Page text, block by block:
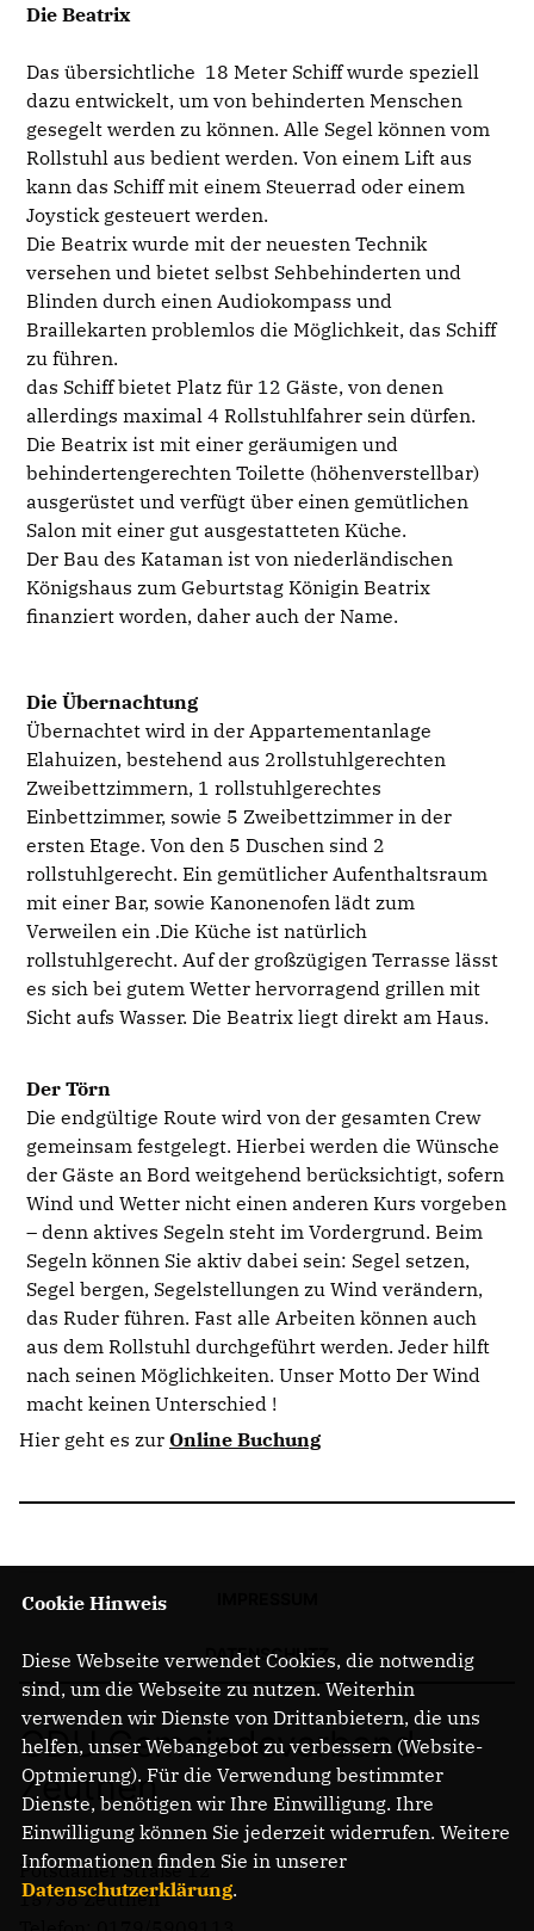
Die Beatrix
Das übersichtliche 18 Meter Schiff wurde speziell
dazu entwickelt, um von behinderten Menschen
gesegelt werden zu können. Alle Segel können vom
Rollstuhl aus bedient werden. Von einem Lift aus
kann das Schiff mit einem Steuerrad oder einem
Joystick gesteuert werden.
Die Beatrix wurde mit der neuesten Technik
versehen und bietet selbst Sehbehinderten und
Blinden durch einen Audiokompass und
Braillekarten problemlos die Möglichkeit, das Schiff
zu führen.
das Schiff bietet Platz für 12 Gäste, von denen
allerdings maximal 4 Rollstuhlfahrer sein dürfen.
Die Beatrix ist mit einer geräumigen und
behindertengerechten Toilette (höhenverstellbar)
ausgerüstet und verfügt über einen gemütlichen
Salon mit einer gut ausgestatteten Küche.
Der Bau des Kataman ist von niederländischen
Königshaus zum Geburtstag Königin Beatrix
finanziert worden, daher auch der Name.
Die Übernachtung
Übernachtet wird in der Appartementanlage
Elahuizen, bestehend aus 2rollstuhlgerechten
Zweibettzimmern, 1 rollstuhlgerechtes
Einbettzimmer, sowie 5 Zweibettzimmer in der
ersten Etage. Von den 5 Duschen sind 2
rollstuhlgerecht. Ein gemütlicher Aufenthaltsraum
mit einer Bar, sowie Kanonenofen lädt zum
Verweilen ein .Die Küche ist natürlich
rollstuhlgerecht. Auf der großzügigen Terrasse lässt
es sich bei gutem Wetter hervorragend grillen mit
Sicht aufs Wasser. Die Beatrix liegt direkt am Haus.
Der Törn
Die endgültige Route wird von der gesamten Crew
gemeinsam festgelegt. Hierbei werden die Wünsche
der Gäste an Bord weitgehend berücksichtigt, sofern
Wind und Wetter nicht einen anderen Kurs vorgeben
– denn aktives Segeln steht im Vordergrund. Beim
Segeln können Sie aktiv dabei sein: Segel setzen,
Segel bergen, Segelstellungen zu Wind verändern,
das Ruder führen. Fast alle Arbeiten können auch
aus dem Rollstuhl durchgeführt werden. Jeder hilft
nach seinen Möglichkeiten. Unser Motto Der Wind
macht keinen Unterschied !
Hier geht es zur Online Buchung
DATENSCHUTZ
CDU Gemeindeverband
Zeuthen
Potsdamer Straße 12
15738 Zeuthen
Cookie Hinweis
Diese Webseite verwendet Cookies, die notwendig
sind, um die Webseite zu nutzen. Weiterhin
verwenden wir Dienste von Drittanbietern, die uns
helfen, unser Webangebot zu verbessern (Website-
Optmierung). Für die Verwendung bestimmter
Dienste, benötigen wir Ihre Einwilligung. Ihre
Einwilligung können Sie jederzeit widerrufen. Weitere
Informationen finden Sie in unserer
Datenschutzerklärung.